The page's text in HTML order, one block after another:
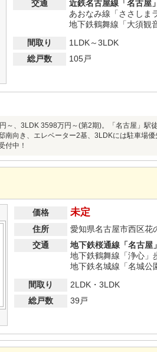
交通
近鉄名古屋線「名古屋
あおなみ線「ささしま
地下鉄鶴舞線「大須観
間取り
1LDK～3LDK
総戸数 105戸
～、3LDK 3598万円～(第2期)。「名古屋」駅
南向き、エレベーター2基、3LDKには駐車場
付中！
価格 未定
住所
愛知県名古屋市西区花
交通
地下鉄桜通線「名古屋
地下鉄鶴舞線「浄心」
地下鉄名城線「名城公
間取り
2LDK・3LDK
総戸数 39戸